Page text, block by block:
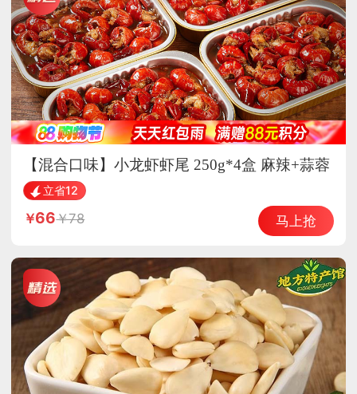
【混合口味】小龙虾虾尾 250g*4盒 麻辣+蒜蓉
开袋加热即食
立省12
66 78 马上抢